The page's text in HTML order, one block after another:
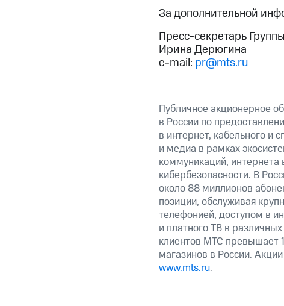
За дополнительной
Пресс-секретарь
Ирина Дерюгина
e-mail: pr@mts.ru
Публичное акционерное
в России по
в интернет, кабельного и
и медиа в рамках
коммуникаций,
кибербезопасности. В
около 88 миллионов
позиции, обслуживая
телефонией, доступом в
и платного ТВ в
клиентов МТС превышает
магазинов в России.
www.mts.ru.